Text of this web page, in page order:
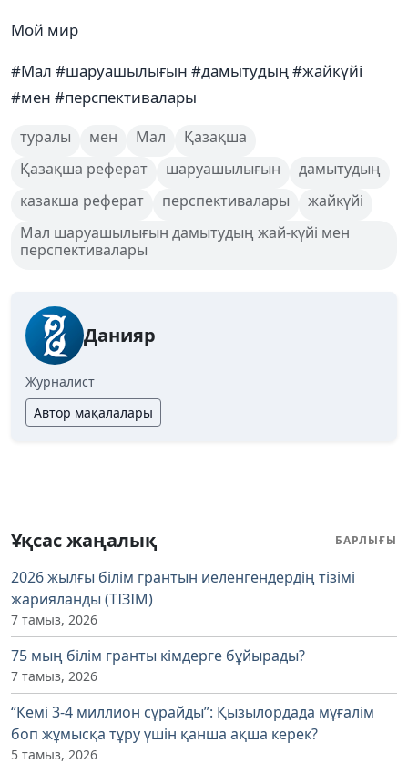
Мой мир
#Мал #шаруашылығын #дамытудың #жайкүйі
#мен #перспективалары
туралы мен Мал
Қазақша
Қазақша реферат
шаруашылығын
дамытудың
казакша реферат
перспективалары
жайкүйі
Мал шаруашылығын дамытудың жай-күйі мен
перспективалары
Данияр
Журналист
Автор мақалалары
Ұқсас жаңалық БАРЛЫҒЫ
2026 жылғы білім грантын иеленгендердің тізімі
жарияланды (ТІЗІМ)
7 тамыз, 2026
75 мың білім гранты кімдерге бұйырады?
7 тамыз, 2026
“Кемі 3-4 миллион сұрайды”: Қызылордада мұғалім
боп жұмысқа тұру үшін қанша ақша керек?
5 тамыз, 2026